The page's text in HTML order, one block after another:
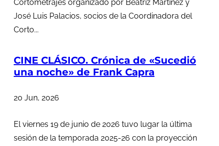
Cortometrajes organizado por Beatriz Martínez y
José Luis Palacios, socios de la Coordinadora del
Corto...
CINE CLÁSICO. Crónica de «Sucedió
una noche» de Frank Capra
20 Jun, 2026
El viernes 19 de junio de 2026 tuvo lugar la última
sesión de la temporada 2025-26 con la proyección